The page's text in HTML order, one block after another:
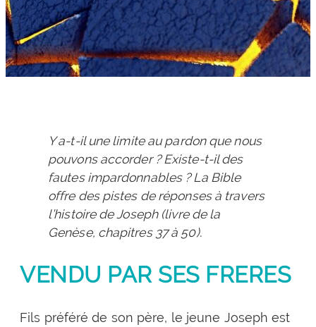
Y a-t-il une limite au pardon que nous
pouvons accorder ? Existe-t-il des
fautes impardonnables ? La Bible
offre des pistes de réponses à travers
l’histoire de Joseph (livre de la
Genèse, chapitres 37 à 50).
VENDU PAR SES FRERES
Fils préféré de son père, le jeune Joseph est